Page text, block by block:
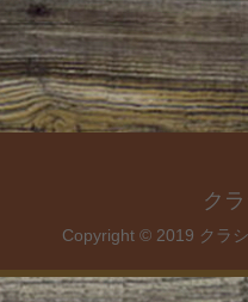
ク
Copyright © 2019 クラ